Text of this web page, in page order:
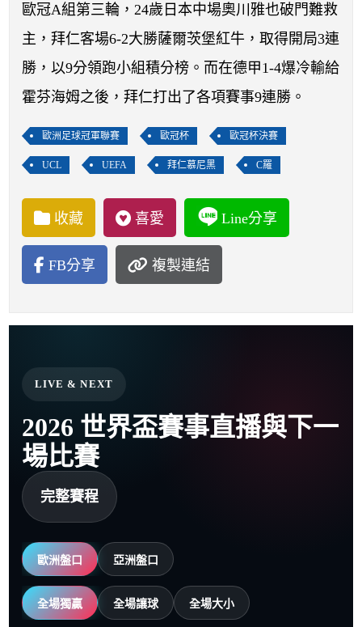
歐冠A組第三輪，24歲日本中場奧川雅也破門難救
主，拜仁客場6-2大勝薩爾茨堡紅牛，取得開局3連
勝，以9分領跑小組積分榜。而在德甲1-4爆冷輸給
霍芬海姆之後，拜仁打出了各項賽事9連勝。
歐洲足球冠軍聯賽 歐冠杯 歐冠杯決賽
UCL UEFA 拜仁慕尼黑 C羅
收藏 喜愛 Line分享
FB分享 複製連結
LIVE & NEXT
2026 世界盃賽事直播與下一
場比賽
完整賽程
歐洲盤口 亞洲盤口
全場獨贏 全場讓球 全場大小